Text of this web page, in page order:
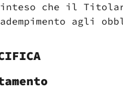
inteso che il
agli
Personali Ai Sensi Dell'art.13
da ImperfettoLab ed
Ai Sensi Dell'art.13